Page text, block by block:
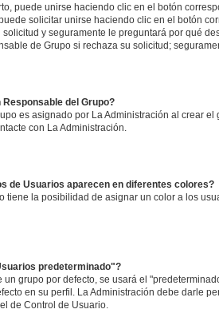
puede unirse haciendo clic en el botón
solicitar unirse haciendo clic en el botón
y seguramente le preguntará por qué
de Grupo si rechaza su solicitud;
del Grupo?
es asignado por La Administración al crear
con La Administración.
de Usuarios aparecen en diferentes colores?
tiene la posibilidad de asignar un color a los
predeterminado"?
un grupo por defecto, se usará el
en su perfil. La Administración debe darle
de Control de Usuario.